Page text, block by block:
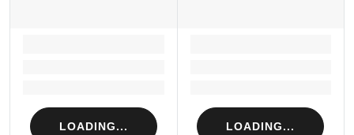
LOADING... LOADING...